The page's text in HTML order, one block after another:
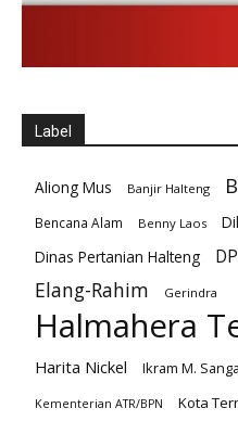
Label
Aliong Mus Banjir Halteng
Bencana Alam Benny Laos
Dinas Pertanian Halteng
Elang-Rahim Gerindra
Halmahera
Harita Nickel Ikram M.
Kementerian ATR/BPN Kota